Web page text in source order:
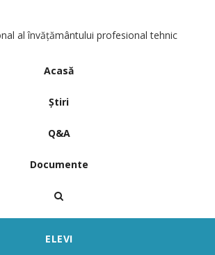
al învățământului profesional tehnic
Acasă
Știri
Q&A
Documente
ELEVI